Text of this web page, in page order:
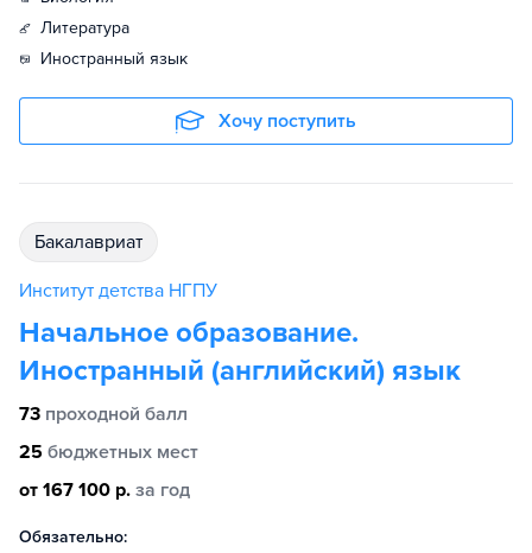
литература
иностранный язык
Хочу поступить
бакалавриат
Институт детства НГПУ
Начальное образование.
Иностранный (английский) язык
73 проходной балл
25 бюджетных мест
от 167 100 р. за год
Обязательно: